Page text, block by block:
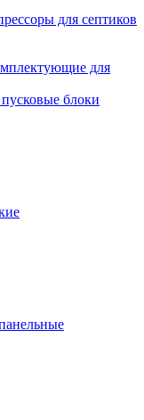
для септиков
для
блоки